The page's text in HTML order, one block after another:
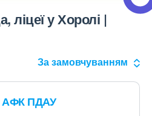
ліцеї у Хоролі |
За замовчуванням
АФК ПДАУ